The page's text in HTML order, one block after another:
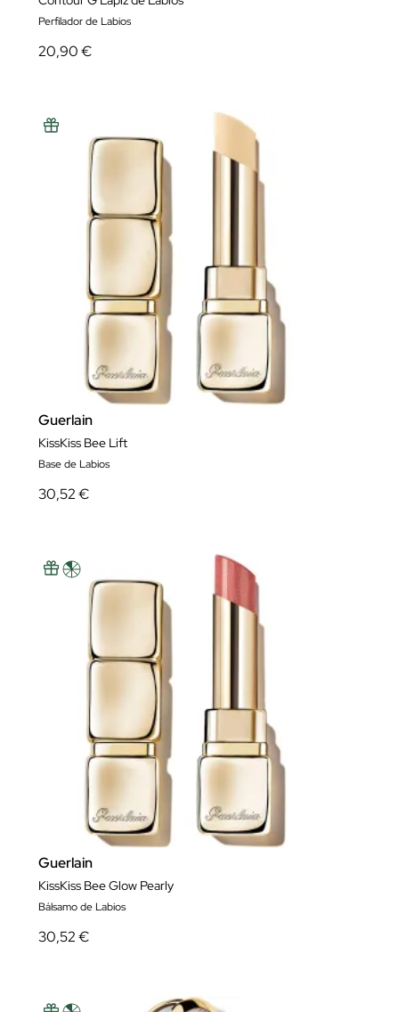
Perfilador de Labios
20,90 €
Guerlain
KissKiss Bee Lift
Base de Labios
30,52 €
Guerlain
KissKiss Bee Glow Pearly
Bálsamo de Labios
30,52 €